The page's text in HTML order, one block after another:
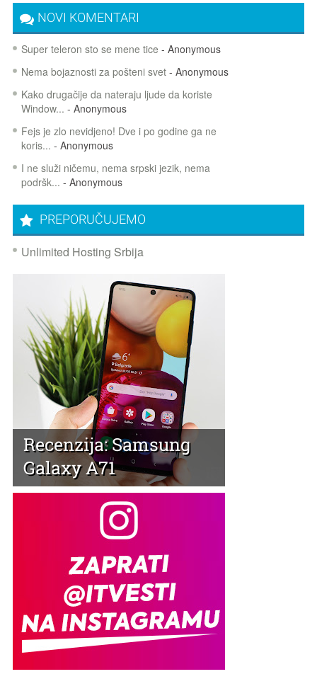
NOVI KOMENTARI
Super teleron sto se mene tice - Anonymous
Nema bojaznosti za pošteni svet- Anonymous
Kako drugačije da nateraju ljude da koriste
Window... - Anonymous
Fejs je zlo nevidjeno! Dve i po godine ga ne
koris... - Anonymous
I ne služi ničemu, nema srpski jezik, nema
podršk... - Anonymous
PREPORUČUJEMO
Unlimited Hosting Srbija
Recenzija: Samsung
Galaxy A71